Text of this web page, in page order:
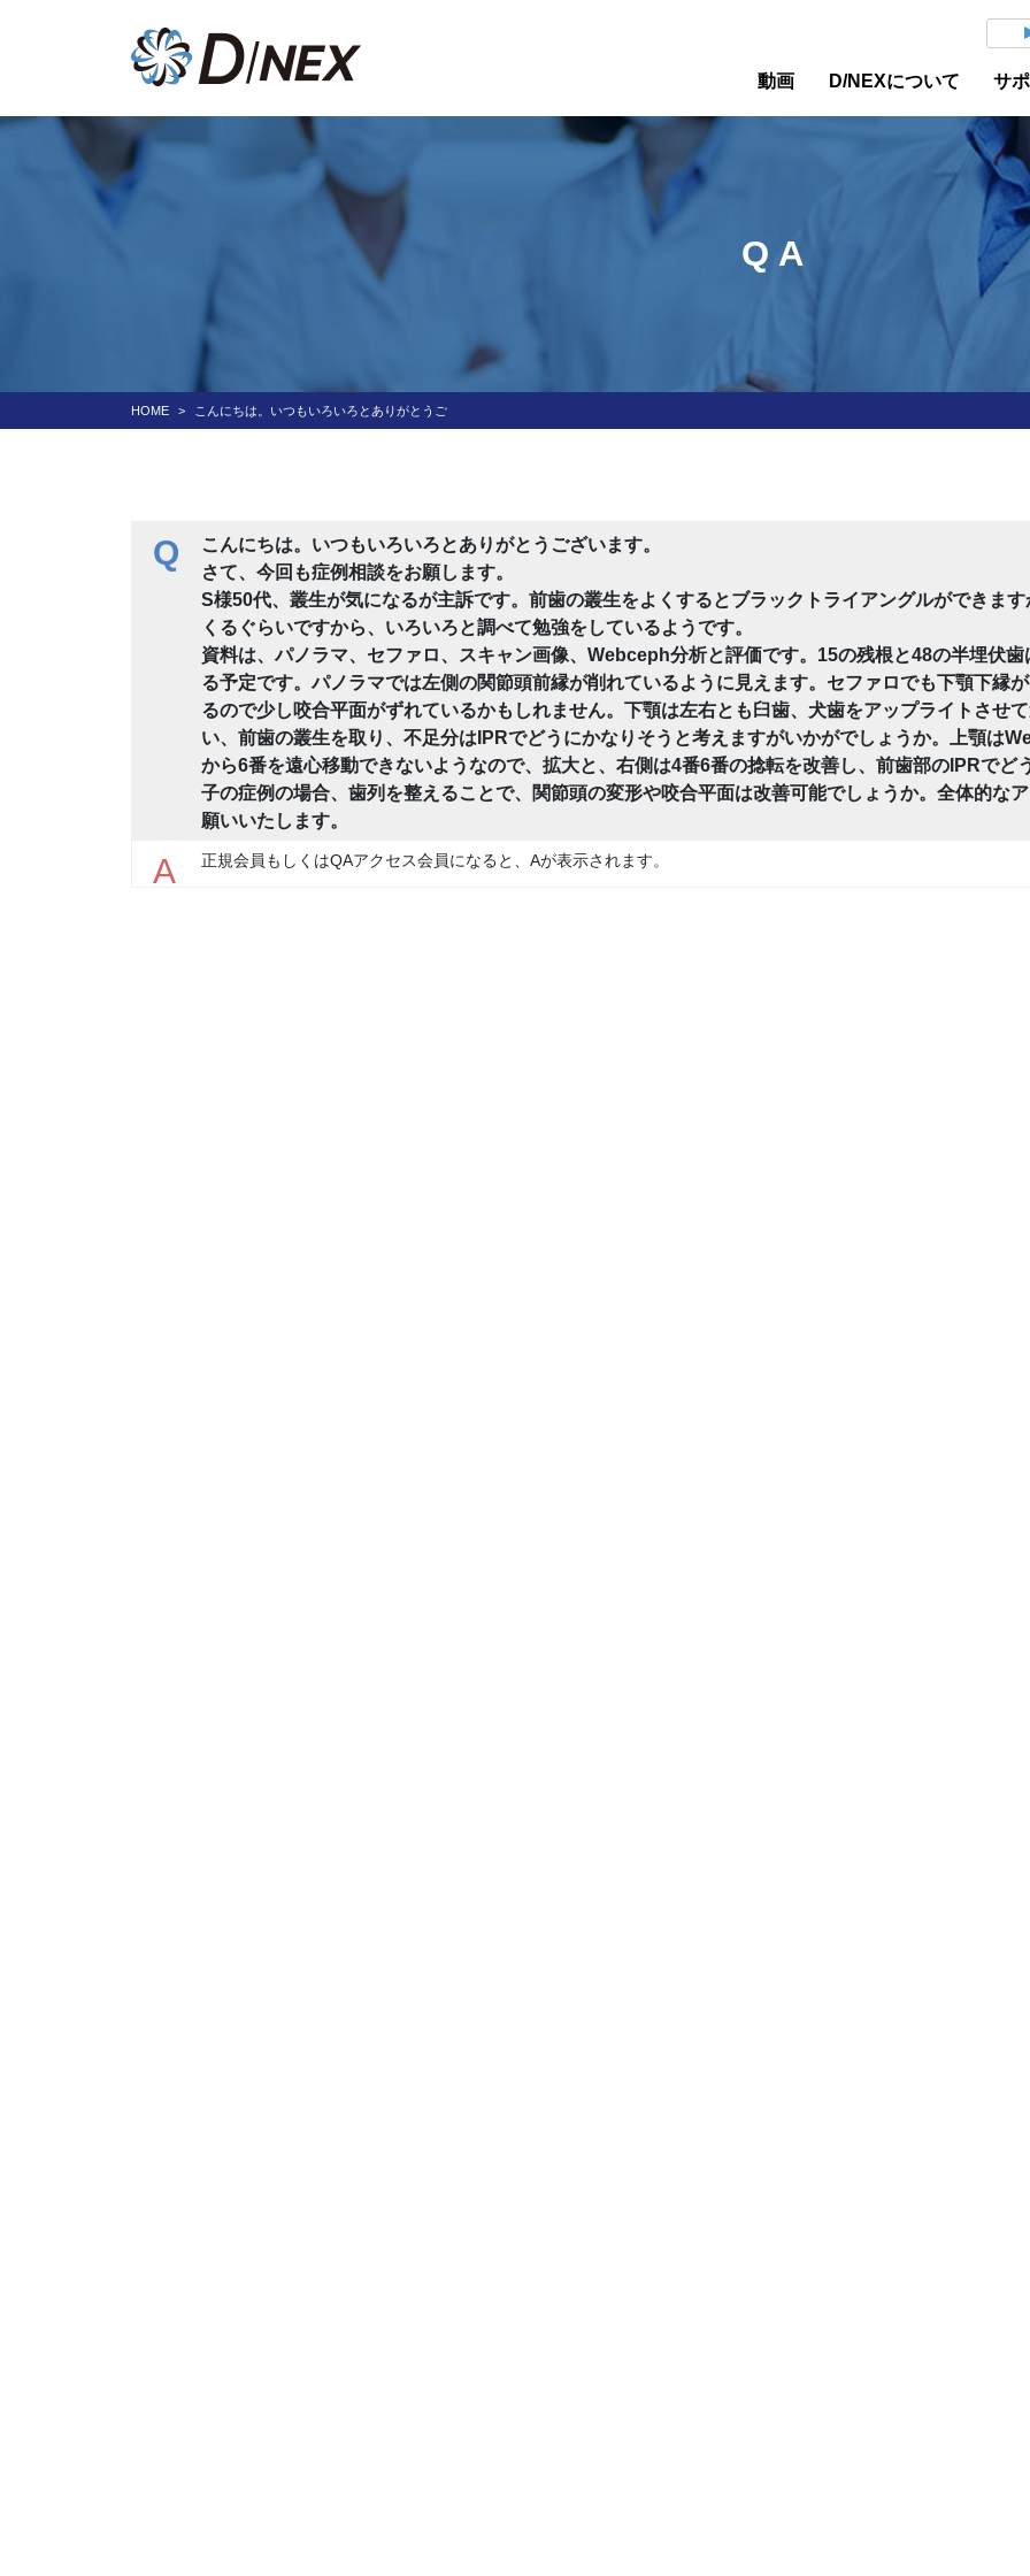
動画 D/NEXについて サ
Q A
HOME こんにちは。いつもいろいろとありがとうご
Q
こんにちは。いつもいろいろとありがとうございます。
さて、今回も症例相談をお願します。
S様50代、叢生が気になるが主訴です。前歯の叢生をよくするとブラックトライアングルができま
くるぐらいですから、いろいろと調べて勉強をしているようです。
資料は、パノラマ、セファロ、スキャン画像、Webceph分析と評価です。15の残根と48の半埋伏歯
る予定です。パノラマでは左側の関節頭前縁が削れているように見えます。セファロでも下顎下縁
るので少し咬合平面がずれているかもしれません。下顎は左右とも臼歯、犬歯をアップライトさせ
い、前歯の叢生を取り、不足分はIPRでどうにかなりそうと考えますがいかがでしょうか。上顎は
から6番を遠心移動できないようなので、拡大と、右側は4番6番の捻転を改善し、前歯部のIPRでど
子の症例の場合、歯列を整えることで、関節頭の変形や咬合平面は改善可能でしょうか。全体的な
願いいたします。
A 正規会員もしくはQAアクセス会員になると、Aが表示されます。